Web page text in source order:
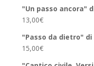
"Un passo ancora"
13,00€
"Passo da dietro" di
15,00€